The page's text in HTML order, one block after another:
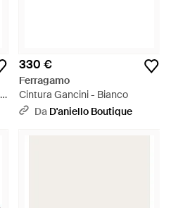
330 €
Ferragamo
Cintura Gancini - Bianco
Da D'aniello Boutique